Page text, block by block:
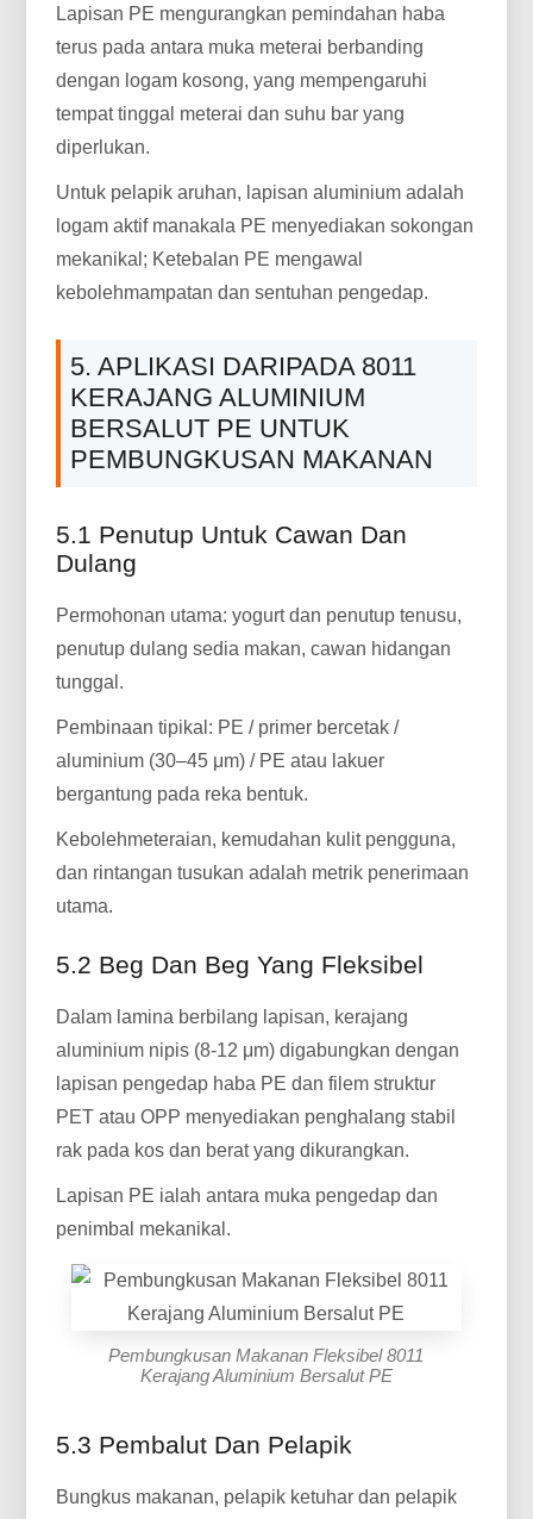
Lapisan PE mengurangkan pemindahan haba
terus pada antara muka meterai berbanding
dengan logam kosong, yang mempengaruhi
tempat tinggal meterai dan suhu bar yang
diperlukan.
Untuk pelapik aruhan, lapisan aluminium adalah
logam aktif manakala PE menyediakan sokongan
mekanikal; Ketebalan PE mengawal
kebolehmampatan dan sentuhan pengedap.
5. APLIKASI DARIPADA 8011
KERAJANG ALUMINIUM
BERSALUT PE UNTUK
PEMBUNGKUSAN MAKANAN
5.1 Penutup Untuk Cawan Dan
Dulang
Permohonan utama: yogurt dan penutup tenusu,
penutup dulang sedia makan, cawan hidangan
tunggal.
Pembinaan tipikal: PE / primer bercetak /
aluminium (30–45 μm) / PE atau lakuer
bergantung pada reka bentuk.
Kebolehmeteraian, kemudahan kulit pengguna,
dan rintangan tusukan adalah metrik penerimaan
utama.
5.2 Beg Dan Beg Yang Fleksibel
Dalam lamina berbilang lapisan, kerajang
aluminium nipis (8-12 μm) digabungkan dengan
lapisan pengedap haba PE dan filem struktur
PET atau OPP menyediakan penghalang stabil
rak pada kos dan berat yang dikurangkan.
Lapisan PE ialah antara muka pengedap dan
penimbal mekanikal.
Pembungkusan Makanan Fleksibel 8011
Kerajang Aluminium Bersalut PE
5.3 Pembalut Dan Pelapik
Bungkus makanan, pelapik ketuhar dan pelapik